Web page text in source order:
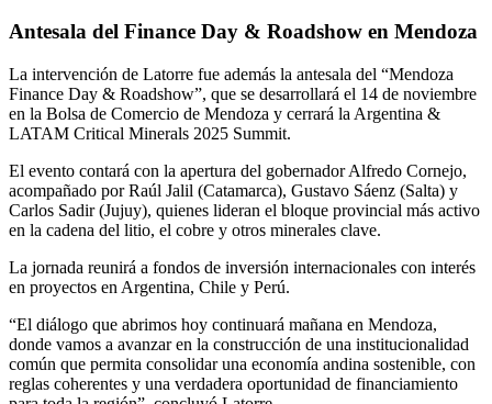
Antesala del Finance Day & Roadshow en Mendoza
La intervención de Latorre fue además la antesala del “Mendoza
Finance Day & Roadshow”, que se desarrollará el 14 de noviembre
en la Bolsa de Comercio de Mendoza y cerrará la Argentina &
LATAM Critical Minerals 2025 Summit.
El evento contará con la apertura del gobernador Alfredo Cornejo,
acompañado por Raúl Jalil (Catamarca), Gustavo Sáenz (Salta) y
Carlos Sadir (Jujuy), quienes lideran el bloque provincial más activo
en la cadena del litio, el cobre y otros minerales clave.
La jornada reunirá a fondos de inversión internacionales con interés
en proyectos en Argentina, Chile y Perú.
“El diálogo que abrimos hoy continuará mañana en Mendoza,
donde vamos a avanzar en la construcción de una institucionalidad
común que permita consolidar una economía andina sostenible, con
reglas coherentes y una verdadera oportunidad de financiamiento